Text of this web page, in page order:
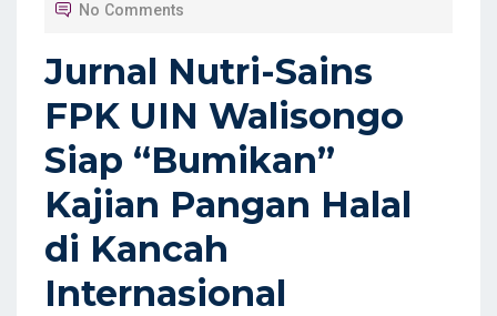
O
N
No Comments
Jurnal Nutri-Sains
FPK UIN Walisongo
Siap “Bumikan”
Kajian Pangan Halal
di Kancah
Internasional